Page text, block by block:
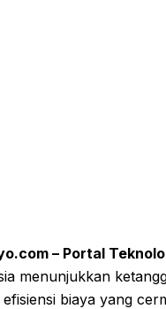
– Portal
menunjukkan
efisiensi biaya yang